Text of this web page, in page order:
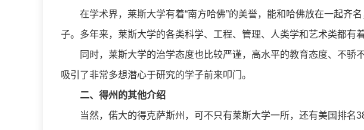
在学术界，莱斯大学有着“南方哈佛”的美誉，能和哈佛放在一起齐
子。多年来，莱斯大学的各类科学、工程、管理、人类学和艺术类都有
同时，莱斯大学的治学态度也比较严谨，高水平的教育态度、不骄
吸引了非常多想潜心于研究的学子前来叩门。
二、得州的其他介绍
当然，偌大的得克萨斯州，可不只有莱斯大学一所，还有美国排名